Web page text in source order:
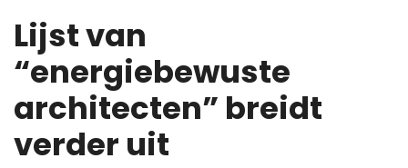
Lijst van
“energiebewuste
architecten” breidt
verder uit